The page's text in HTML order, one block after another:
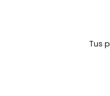
Tus